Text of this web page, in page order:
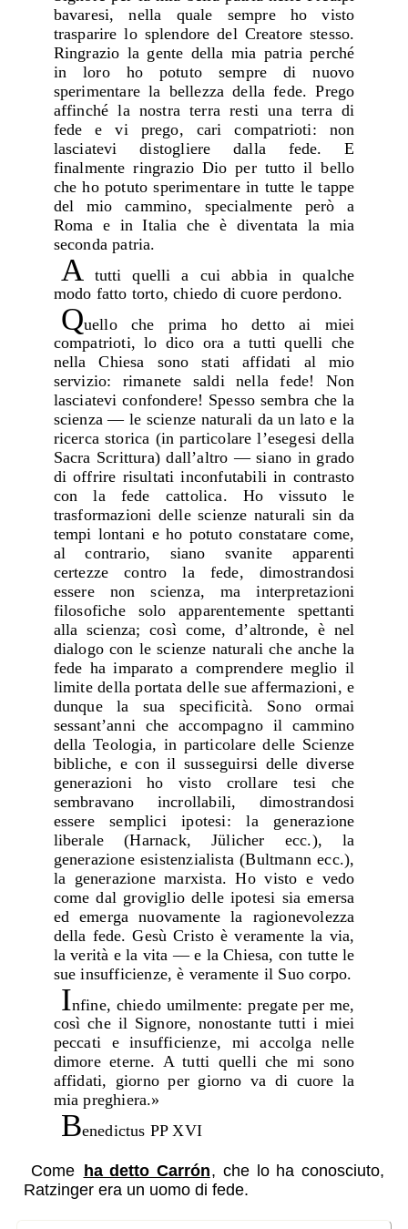
bavaresi, nella quale sempre ho visto
trasparire lo splendore del Creatore stesso.
Ringrazio la gente della mia patria perché
in loro ho potuto sempre di nuovo
sperimentare la bellezza della fede. Prego
affinché la nostra terra resti una terra di
fede e vi prego, cari compatrioti: non
lasciatevi distogliere dalla fede. E
finalmente ringrazio Dio per tutto il bello
che ho potuto sperimentare in tutte le tappe
del mio cammino, specialmente però a
Roma e in Italia che è diventata la mia
seconda patria.
Atutti quelli a cui abbia in qualche
modo fatto torto, chiedo di cuore perdono.
Quello che prima ho detto ai miei
compatrioti, lo dico ora a tutti quelli che
nella Chiesa sono stati affidati al mio
servizio: rimanete saldi nella fede! Non
lasciatevi confondere! Spesso sembra che la
scienza — le scienze naturali da un lato e la
ricerca storica (in particolare l’esegesi della
Sacra Scrittura) dall’altro — siano in grado
di offrire risultati inconfutabili in contrasto
con la fede cattolica. Ho vissuto le
trasformazioni delle scienze naturali sin da
tempi lontani e ho potuto constatare come,
al contrario, siano svanite apparenti
certezze contro la fede, dimostrandosi
essere non scienza, ma interpretazioni
filosofiche solo apparentemente spettanti
alla scienza; così come, d’altronde, è nel
dialogo con le scienze naturali che anche la
fede ha imparato a comprendere meglio il
limite della portata delle sue affermazioni, e
dunque la sua specificità. Sono ormai
sessant’anni che accompagno il cammino
della Teologia, in particolare delle Scienze
bibliche, e con il susseguirsi delle diverse
generazioni ho visto crollare tesi che
sembravano incrollabili, dimostrandosi
essere semplici ipotesi: la generazione
liberale (Harnack, Jülicher ecc.), la
generazione esistenzialista (Bultmann ecc.),
la generazione marxista. Ho visto e vedo
come dal groviglio delle ipotesi sia emersa
ed emerga nuovamente la ragionevolezza
della fede. Gesù Cristo è veramente la via,
la verità e la vita — e la Chiesa, con tutte le
sue insufficienze, è veramente il Suo corpo.
Infine, chiedo umilmente: pregate per me,
così che il Signore, nonostante tutti i miei
peccati e insufficienze, mi accolga nelle
dimore eterne. A tutti quelli che mi sono
affidati, giorno per giorno va di cuore la
mia preghiera.»
Benedictus PP XVI
Come ha detto Carrón, che lo ha conosciuto,
Ratzinger era un uomo di fede.